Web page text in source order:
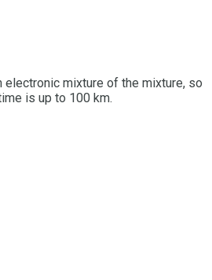
mixture of the mixture, so
is up to 100 km.